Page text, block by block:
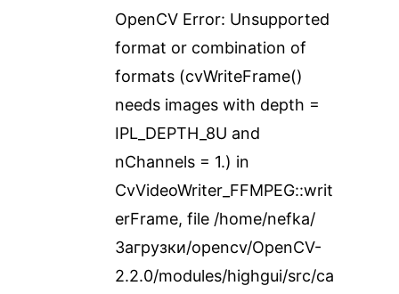
OpenCV Error: Unsupported
format or combination of
formats (cvWriteFrame()
needs images with depth =
IPL_DEPTH_8U and
nChannels = 1.) in
CvVideoWriter_FFMPEG::writ
erFrame, file /home/nefka/
Загрузки/opencv/OpenCV-
2.2.0/modules/highgui/src/ca